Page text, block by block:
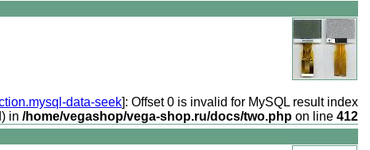
data-seek]: Offset 0 is invalid for MySQL result index
in /home/vegashop/vega-shop.ru/docs/two.php on line 412